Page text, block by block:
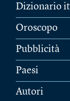
Dizionario
Oroscopo
Pubblicità
Paesi
Autori